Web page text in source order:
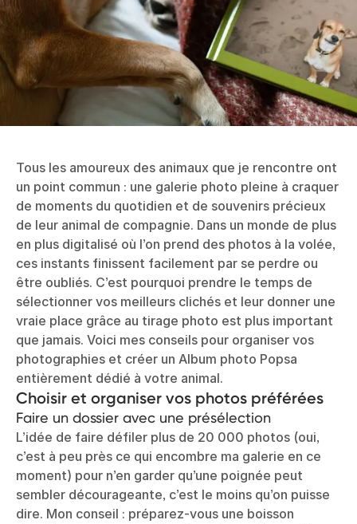
Tous les amoureux des animaux que je rencontre ont
un point commun : une galerie photo pleine à craquer
de moments du quotidien et de souvenirs précieux
de leur animal de compagnie. Dans un monde de plus
en plus digitalisé où l’on prend des photos à la volée,
ces instants finissent facilement par se perdre ou
être oubliés. C’est pourquoi prendre le temps de
sélectionner vos meilleurs clichés et leur donner une
vraie place grâce au tirage photo est plus important
que jamais. Voici mes conseils pour organiser vos
photographies et créer un Album photo Popsa
entièrement dédié à votre animal.
Choisir et organiser vos photos préférées
Faire un dossier avec une présélection
L’idée de faire défiler plus de 20 000 photos (oui,
c’est à peu près ce qui encombre ma galerie en ce
moment) pour n’en garder qu’une poignée peut
sembler décourageante, c’est le moins qu’on puisse
dire. Mon conseil : préparez-vous une boisson